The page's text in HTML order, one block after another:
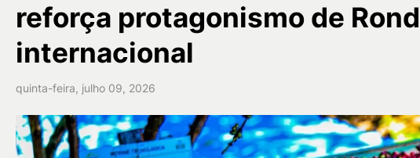
reforça protagonismo de
internacional
quinta-feira, julho 09, 2026